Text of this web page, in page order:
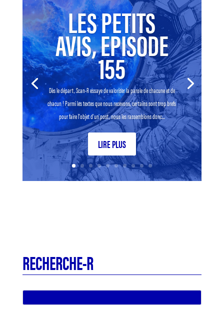
LES PETITS
AVIS, EPISODE
155
Dès le départ, Scan-R essaye de valoriser la parole de chacune et de
chacun ! Parmi les textes que nous recevons, certains sont trop brefs
pour faire l’objet d’un post, nous les rassemblons donc...
LIRE PLUS
RECHERCHE-R